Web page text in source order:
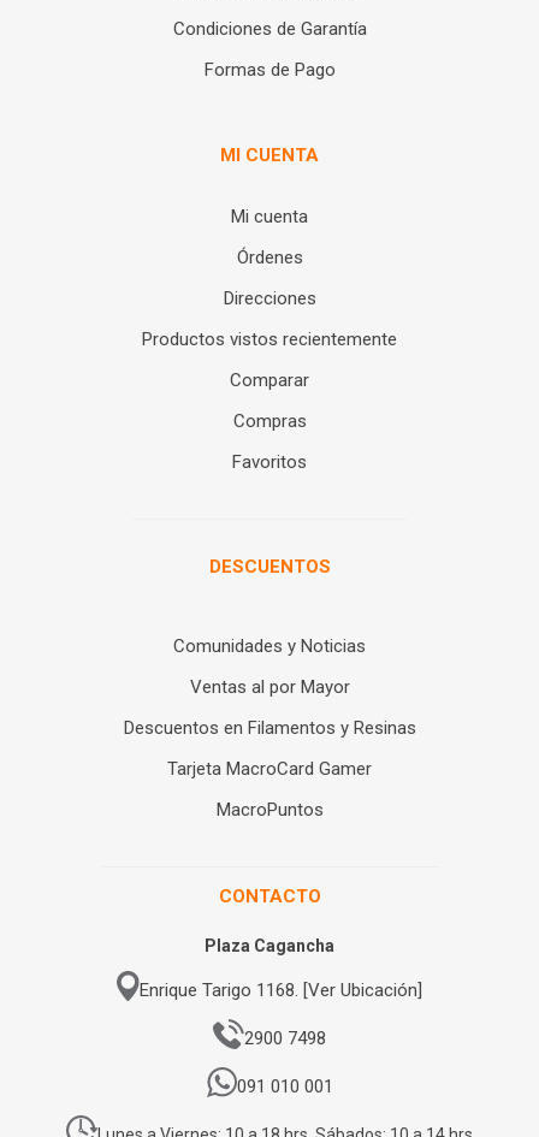
Condiciones de Garantía
Formas de Pago
MI CUENTA
Mi cuenta
Órdenes
Direcciones
Productos vistos recientemente
Comparar
Compras
Favoritos
DESCUENTOS
Comunidades y Noticias
Ventas al por Mayor
Descuentos en Filamentos y Resinas
Tarjeta MacroCard Gamer
MacroPuntos
CONTACTO
Plaza Cagancha
Enrique Tarigo 1168. [Ver Ubicación]
2900 7498
091 010 001